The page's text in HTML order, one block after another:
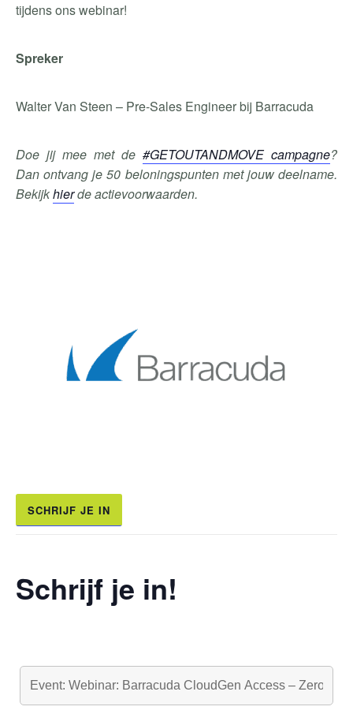
tijdens ons webinar!
Spreker
Walter Van Steen – Pre-Sales Engineer bij Barracuda
Doe jij mee met de #GETOUTANDMOVE campagne?
Dan ontvang je 50 beloningspunten met jouw deelname.
Bekijkhierde actievoorwaarden.
SCHRIJF JE IN
Schrijf je in!